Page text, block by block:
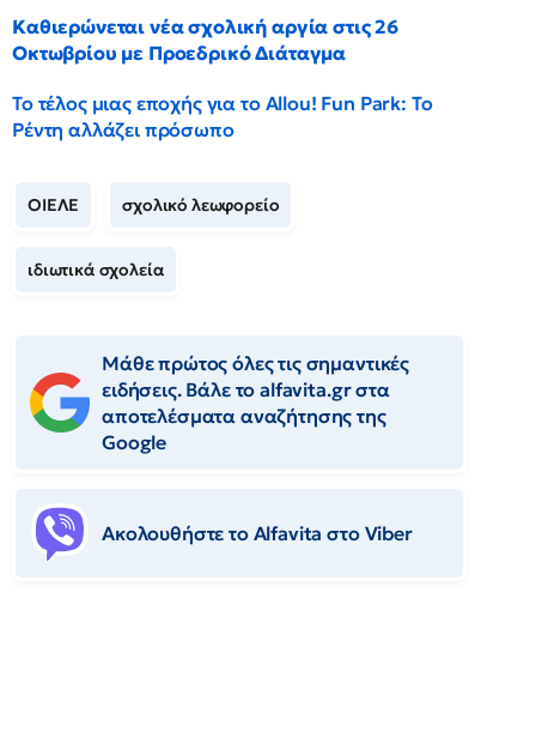
Καθιερώνεται νέα σχολική αργία στις 26
Οκτωβρίου με Προεδρικό Διάταγμα
Το τέλος μιας εποχής για το Allou! Fun Park: Το
Ρέντη αλλάζει πρόσωπο
ΟΙΕΛΕ σχολικό λεωφορείο
ιδιωτικά σχολεία
Μάθε πρώτος όλες τις σημαντικές
ειδήσεις. Βάλε το alfavita.gr στα
αποτελέσματα αναζήτησης της
Google
Ακολουθήστε το Αlfavita στο Viber